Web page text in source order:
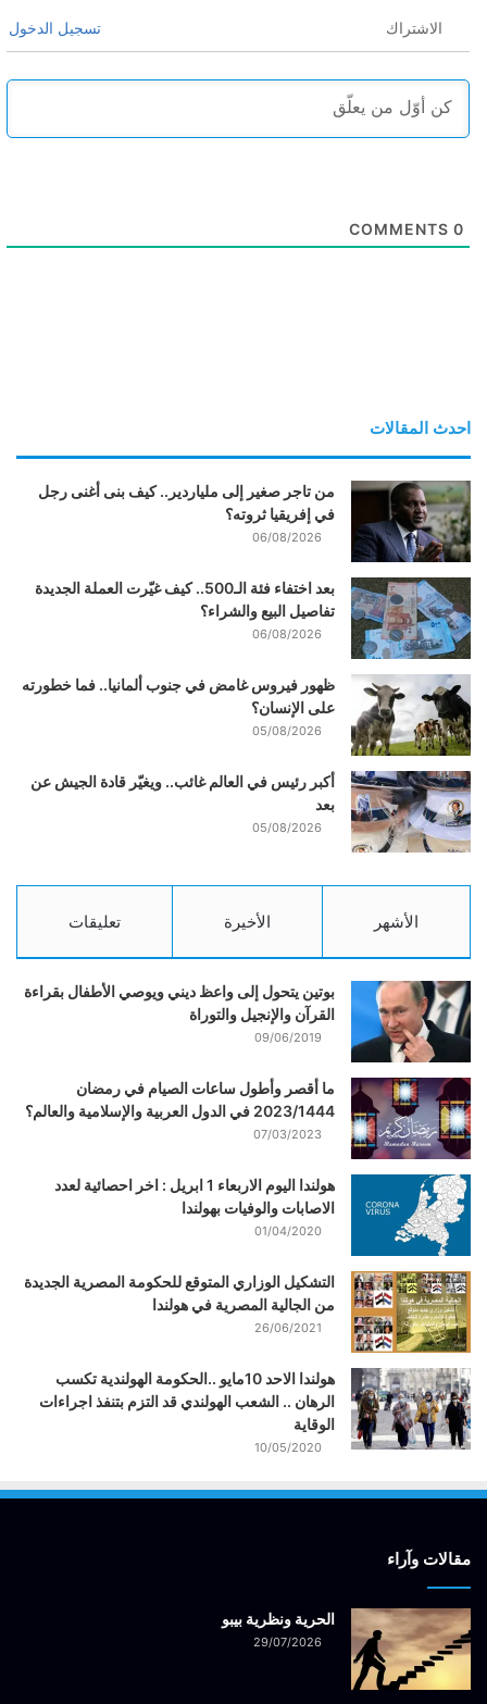
الاشتراك تسجيل الدخول
0
احدث المقالات
من تاجر صغير إلى ملياردير.. كيف بنى أغنى رجل
في إفريقيا ثروته؟
06/08/2026
بعد اختفاء فئة الـ500.. كيف غيّرت العملة الجديدة
تفاصيل البيع والشراء؟
06/08/2026
ظهور فيروس غامض في جنوب ألمانيا.. فما خطورته
على الإنسان؟
05/08/2026
أكبر رئيس في العالم غائب.. ويغيّر قادة الجيش عن
بعد
05/08/2026
الأشهر الأخيرة تعليقات
بوتين يتحول إلى واعظ ديني ويوصي الأطفال بقراءة
القرآن والإنجيل والتوراة
09/06/2019
ما أقصر وأطول ساعات الصيام في رمضان
2023/1444 في الدول العربية والإسلامية والعالم؟
07/03/2023
هولندا اليوم الاربعاء 1 ابريل : اخر احصائية لعدد
الاصابات والوفيات بهولندا
01/04/2020
التشكيل الوزاري المتوقع للحكومة المصرية الجديدة
من الجالية المصرية في هولندا
26/06/2021
هولندا الاحد 10مايو ..الحكومة الهولندية تكسب
الرهان .. الشعب الهولندي قد التزم بتنفذ اجراءات
الوقاية
10/05/2020
مقالات وآراء
الحرية ونظرية بيبو
29/07/2026